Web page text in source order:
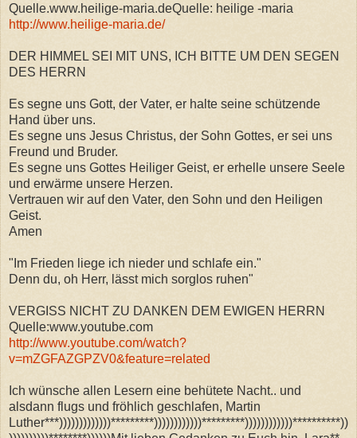
Quelle.www.heilige-maria.deQuelle: heilige -maria
http://www.heilige-maria.de/
DER HIMMEL SEI MIT UNS, ICH BITTE UM DEN SEGEN
DES HERRN
Es segne uns Gott, der Vater, er halte seine schützende
Hand über uns.
Es segne uns Jesus Christus, der Sohn Gottes, er sei uns
Freund und Bruder.
Es segne uns Gottes Heiliger Geist, er erhelle unsere Seele
und erwärme unsere Herzen.
Vertrauen wir auf den Vater, den Sohn und den Heiligen
Geist.
Amen
"Im Frieden liege ich nieder und schlafe ein."
Denn du, oh Herr, lässt mich sorglos ruhen"
VERGISS NICHT ZU DANKEN DEM EWIGEN HERRN
Quelle:www.youtube.com
http://www.youtube.com/watch?
v=mZGFAZGPZV0&feature=related
Ich wünsche allen Lesern eine behütete Nacht.. und
alsdann flugs und fröhlich geschlafen, Martin
Luther***)))))))))))))*********))))))))))))*********))))))))))))**********))